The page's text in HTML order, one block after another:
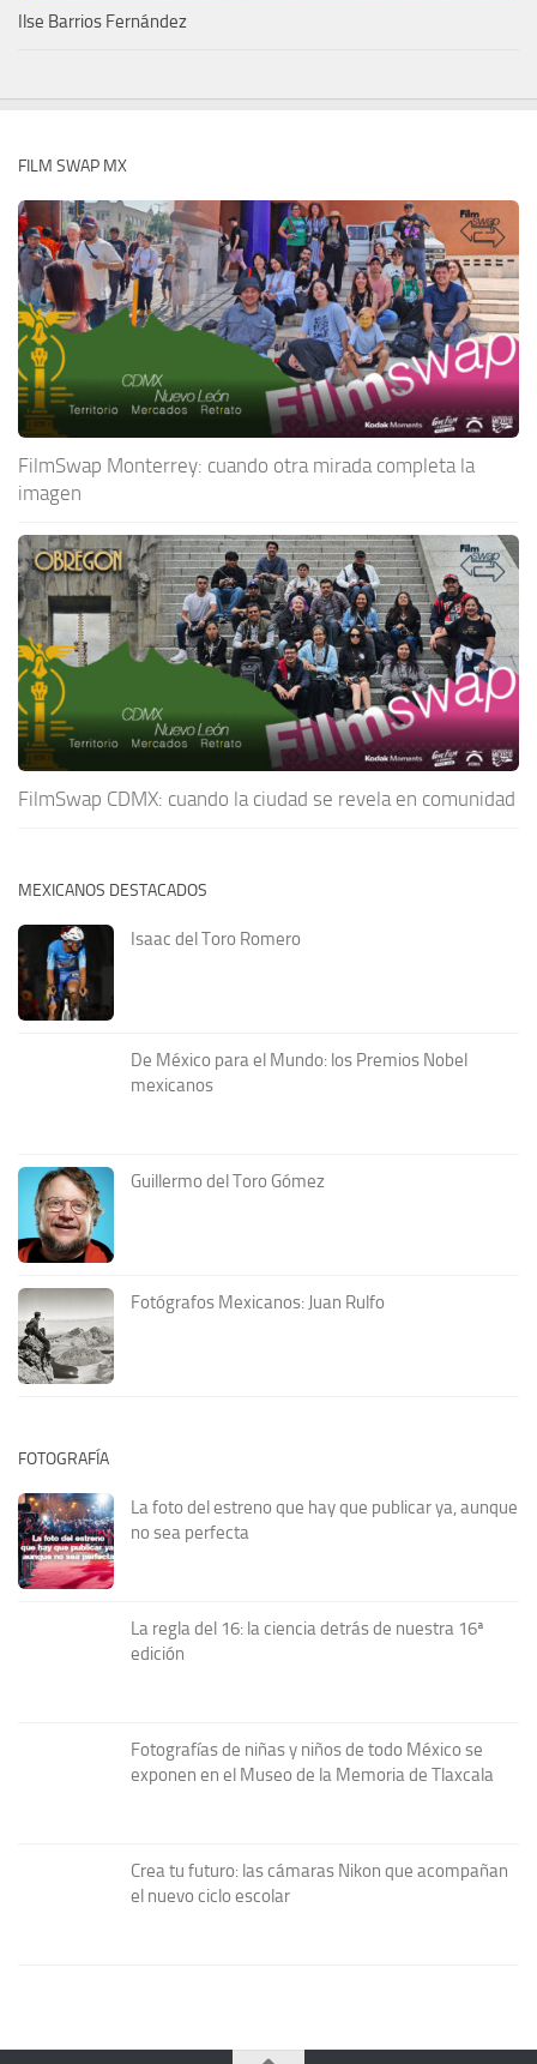
Ilse Barrios Fernández
FILM SWAP MX
FilmSwap Monterrey: cuando otra mirada completa la
imagen
FilmSwap CDMX: cuando la ciudad se revela en comunidad
MEXICANOS DESTACADOS
Isaac del Toro Romero
De México para el Mundo: los Premios Nobel
mexicanos
Guillermo del Toro Gómez
Fotógrafos Mexicanos: Juan Rulfo
FOTOGRAFÍA
La foto del estreno que hay que publicar ya, aunque
no sea perfecta
La regla del 16: la ciencia detrás de nuestra 16ª
edición
Fotografías de niñas y niños de todo México se
exponen en el Museo de la Memoria de Tlaxcala
Crea tu futuro: las cámaras Nikon que acompañan
el nuevo ciclo escolar